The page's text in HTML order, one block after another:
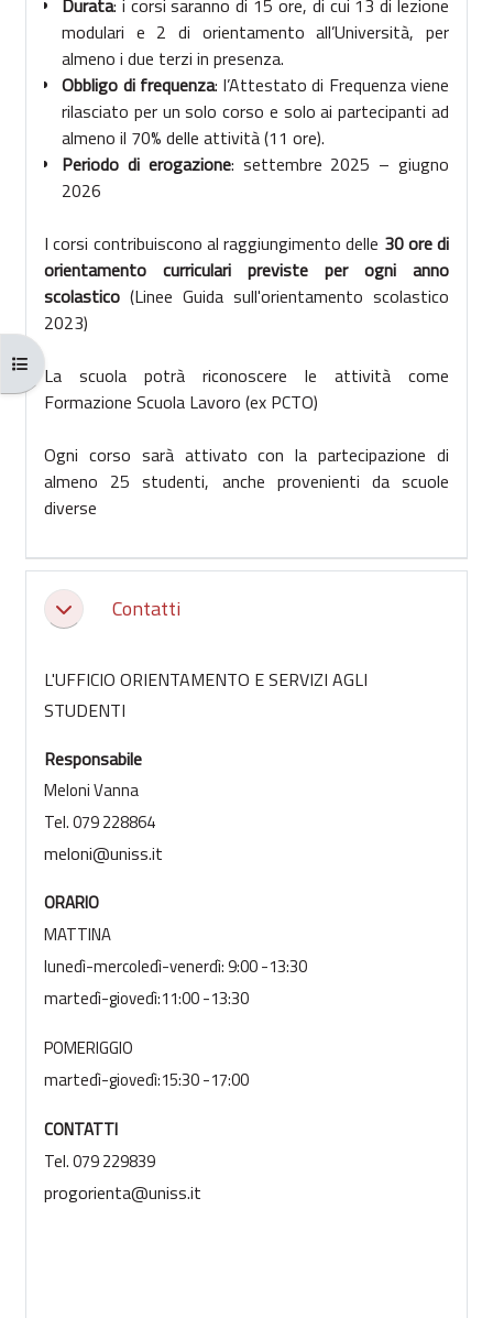
Open course index
Durata: i corsi saranno di 15 ore, di cui 13 di lezione
modulari e 2 di orientamento all’Università, per
almeno i due terzi in presenza.
Obbligo di frequenza: l’Attestato di Frequenza viene
rilasciato per un solo corso e solo ai partecipanti ad
almeno il 70% delle attività (11 ore).
Periodo di erogazione: settembre 2025 – giugno
2026
I corsi contribuiscono al raggiungimento delle 30 ore di
orientamento curriculari previste per ogni anno
scolastico (Linee Guida sull'orientamento scolastico
2023)
La scuola potrà riconoscere le attività come
Formazione Scuola Lavoro (ex PCTO)
Ogni corso sarà attivato con la partecipazione di
almeno 25 studenti, anche provenienti da scuole
diverse
Collapse Contatti
L'UFFICIO ORIENTAMENTO E SERVIZI AGLI
STUDENTI
Responsabile
Meloni Vanna
Tel. 079 228864
meloni@uniss.it
ORARIO
MATTINA
lunedì-mercoledì-venerdì: 9:00 -13:30
martedì-giovedì:11:00 -13:30
POMERIGGIO
martedì-giovedì:15:30 -17:00
CONTATTI
Tel. 079 229839
progorienta@uniss.it